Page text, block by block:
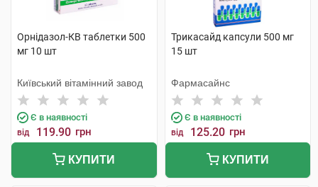
Орнідазол-КВ таблетки 500
мг 10 шт
Київський вітамінний завод
Є в наявності
від 119.90 грн
КУПИТИ
Трикасайд капсули 500 мг
15 шт
Фармасайнс
Є в наявності
від 125.20 грн
КУПИТИ